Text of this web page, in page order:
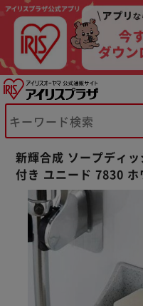
新輝合成 ソープディ
付き ユニード 7830 ホ
カートに入れる